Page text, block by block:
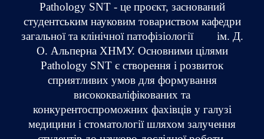
Pathology SNT - це проєкт, заснований
студентським науковим товариством кафедри
загальної та клінічної патофізіології ім. Д.
О. Альперна ХНМУ. Основними цілями
Pathology SNT є створення і розвиток
сприятливих умов для формування
висококваліфікованих та
конкурентоспроможних фахівців у галузі
медицини і стоматології шляхом залучення